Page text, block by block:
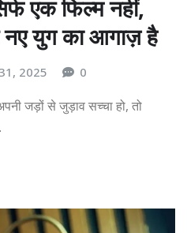
एक फिल्म नहीं,
नए युग का आगाज़ है
31, 2025 0
जड़ों से जुड़ाव सच्चा हो, तो